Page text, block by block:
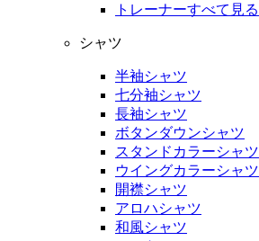
トレーナーすべて見る
シャツ
半袖シャツ
七分袖シャツ
長袖シャツ
ボタンダウンシャツ
スタンドカラーシャツ
ウイングカラーシャツ
開襟シャツ
アロハシャツ
和風シャツ